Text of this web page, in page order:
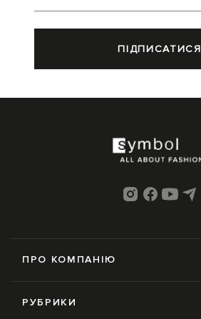
ПІДПИСАТИСЯ
ПРО КОМПАНІЮ
РУБРИКИ